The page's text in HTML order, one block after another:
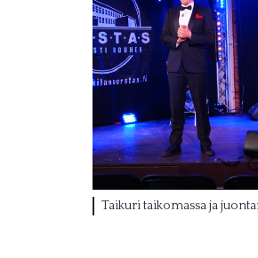
Taikuri taikomassa ja